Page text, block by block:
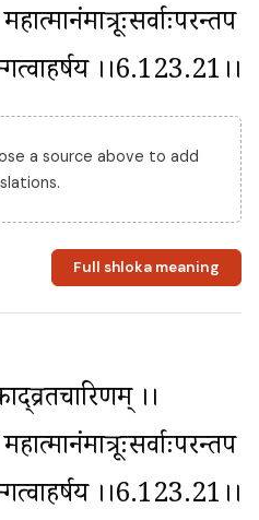
।।6.123.21।।
a source above to add
Full shloka meaning
।।
।।6.123.21।।